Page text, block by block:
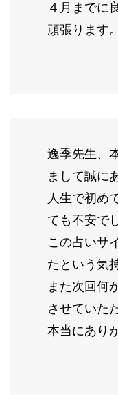
４月までに
頑張ります。
逸季先生、
まして誠に
人生で初め
ても不安で
この占いサ
たという気
また次回何
させていた
本当にあり